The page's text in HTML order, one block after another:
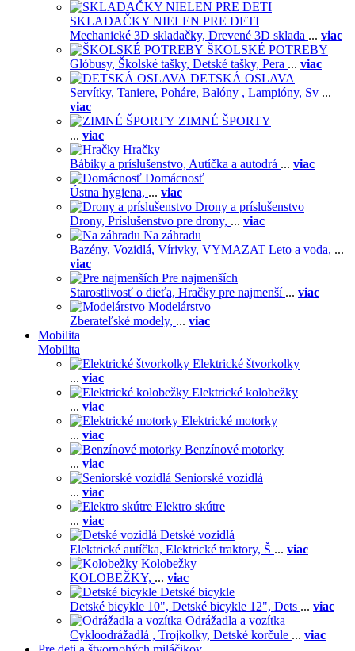
SKLADAČKY NIELEN PRE DETI
Mechanické 3D skladačky, Drevené 3D sklada ... viac
ŠKOLSKÉ POTREBY
Glóbusy, Školské tašky, Detské tašky, Pera ... viac
DETSKÁ OSLAVA
Servítky, Taniere, Poháre, Balóny , Lampióny, Sv ...
viac
ZIMNÉ ŠPORTY
... viac
Hračky
Bábiky a príslušenstvo, Autíčka a autodrá ... viac
Domácnosť
Ústna hygiena, ... viac
Drony a príslušenstvo
Drony, Príslušenstvo pre drony, ... viac
Na záhradu
Bazény, Vozidlá, Vírivky, VYMAZAT Leto a voda, ...
viac
Pre najmenších
Starostlivosť o dieťa, Hračky pre najmenší ... viac
Modelárstvo
Zberateľské modely, ... viac
Mobilita
Mobilita
Elektrické štvorkolky
... viac
Elektrické kolobežky
... viac
Elektrické motorky
... viac
Benzínové motorky
... viac
Seniorské vozidlá
... viac
Elektro skútre
... viac
Detské vozidlá
Elektrické autíčka, Elektrické traktory, Š ... viac
Kolobežky
KOLOBEŽKY, ... viac
Detské bicykle
Detské bicykle 10", Detské bicykle 12", Dets ... viac
Odrážadla a vozítka
Cykloodrážadlá , Trojkolky, Detské korčule ... viac